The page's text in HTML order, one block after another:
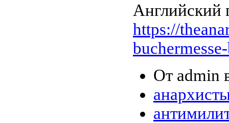
Английский
https://
От admin